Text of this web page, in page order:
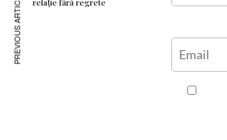
PREVIOUS ARTICLE